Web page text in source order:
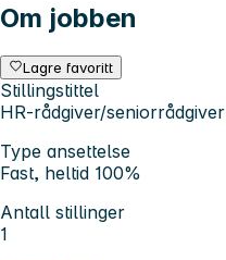
Om jobben
Lagre favoritt
Stillingstittel
HR-rådgiver/seniorrådgiver
Type ansettelse
Fast, heltid 100%
Antall stillinger
1